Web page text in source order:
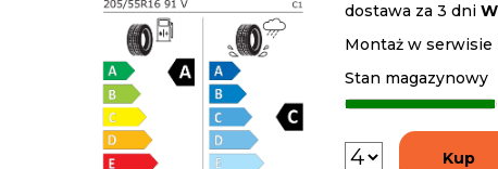
dostawa za 3 dni
Montaż w serwisie
Stan magazynowy
Kup